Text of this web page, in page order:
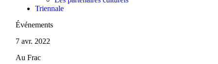
Triennale
Événements
7 avr. 2022
Au Frac